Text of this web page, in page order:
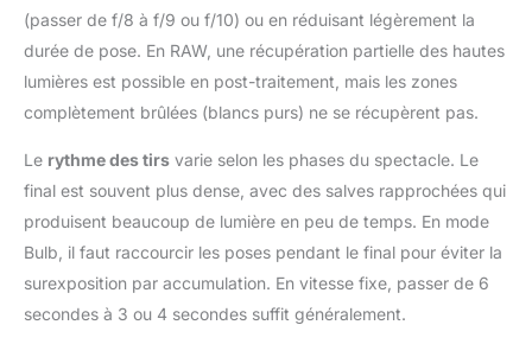
(passer de f/8 à f/9 ou f/10) ou en réduisant légèrement la
durée de pose. En RAW, une récupération partielle des hautes
lumières est possible en post-traitement, mais les zones
complètement brûlées (blancs purs) ne se récupèrent pas.
Le rythme des tirs varie selon les phases du spectacle. Le
final est souvent plus dense, avec des salves rapprochées qui
produisent beaucoup de lumière en peu de temps. En mode
Bulb, il faut raccourcir les poses pendant le final pour éviter la
surexposition par accumulation. En vitesse fixe, passer de 6
secondes à 3 ou 4 secondes suffit généralement.